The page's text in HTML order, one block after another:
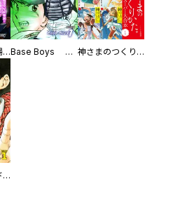
初めての発展場 【白抜き修正版】 Base Boys 新装版 神さまのつくりかた。スーパー大合本
探偵犬シャードック（新装版）